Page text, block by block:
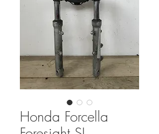
Honda Forcella